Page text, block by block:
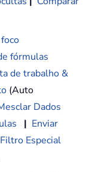
fórmulas
de trabalho &
(Auto
Dados
| Enviar
Filtro Especial